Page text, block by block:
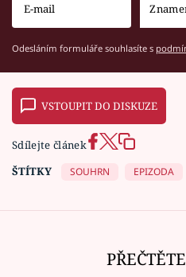
Odesláním formuláře souhlasíte s
VSTOUPIT DO DISKUZE
Sdílejte článek
ŠTÍTKY
SOUHRN EPIZODA